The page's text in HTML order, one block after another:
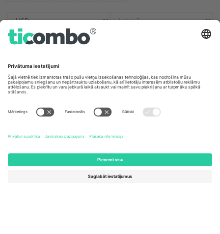
Germany
Unter den Linden 24, 10117
United Kingdom
167 City Road, London, Greater
Kingdom
United States
Newark, Delaware 19713, United
States
Switzerland
Engelberg, Switzerland